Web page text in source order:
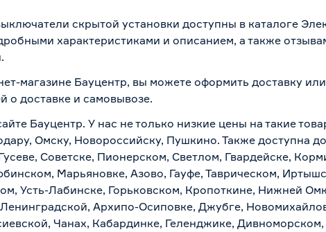
скрытой установки доступны в каталоге
характеристиками и описанием, а также
магазине Бауцентр, вы можете оформить доставку
о доставке и самовывозе.
Бауцентр. У нас не только низкие цены на такие
Омску, Новороссийску, Пушкино. Также доступна
Советске, Пионерском, Светлом, Гвардейске,
Марьяновке, Азово, Гауфе, Таврическом,
Усть-Лабинске, Горьковском, Кропоткине, Нижней
Архипо-Осиповке, Джубге,
Чанах, Кабардинке, Геленджике,